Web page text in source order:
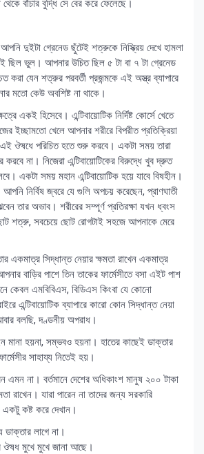
বাঁচার বুদ্ধি সে বের করে ফেলেছে।
দুইটা গ্রেনেড ছুঁটেই শত্রুকে নিস্ক্রিয় দেখে হামলা
ছিল ভুল। আপনার উচিত ছিল ৫ টা বা ৭ টা গ্রেনেড
করা যেন শত্রুর পরবর্তী প্রজন্মকে এই অস্ত্র ব্যাপারে
মতো কেউ অবশিষ্ট না থাকে।
একই হিসেবে। এন্টিবায়োটিক নির্দিষ্ট কোর্সে খেতে
ইচ্ছামতো খেলে আপনার শরীরে বিপরীত প্রতিক্রিয়া
এই ঔষধে পরিচিত হতে শুরু করবে। একটা সময় তারা
করবে না। নিজেরা এন্টিবায়োটিকের বিরুদ্ধে খুব দ্রুত
একটা সময় মহান এন্টিবায়োটিক হয়ে যাবে বিষহীন।
নির্বিষ জ্বরে যে গুলি অপচয় করেছেন, প্রাণঘাতী
তার অভাব। শরীরের সম্পূর্ণ প্রতিরক্ষা যখন ধ্বংস
শত্রু, সবচেয়ে ছোট রোগটাই সহজে আপনাকে মেরে
একমাত্র সিদ্ধান্ত নেয়ার ক্ষমতা রাখেন একমাত্র
বাড়ির পাশে তিন তাকের ফার্মেসীতে বসা এইট পাশ
কেবল এমবিবিএস, বিডিএস কিংবা যে কোনো
এন্টিবায়োটিক ব্যাপারে কারো কোন সিদ্ধান্ত নেয়া
বলছি, দণ্ডনীয় অপরাধ।
মানা হয়না, সম্ভবও হয়না। হাতের কাছেই ডাক্তার
সাহায্য নিতেই হয়।
এমন না। বর্তমানে দেশের অধিকাংশ মানুষ ২০০ টাকা
রাখেন। যারা পারেন না তাদের জন্য সরকারি
কষ্ট করে দেখান।
লাগে না।
ঔষধ মুখে মুখে জানা আছে।